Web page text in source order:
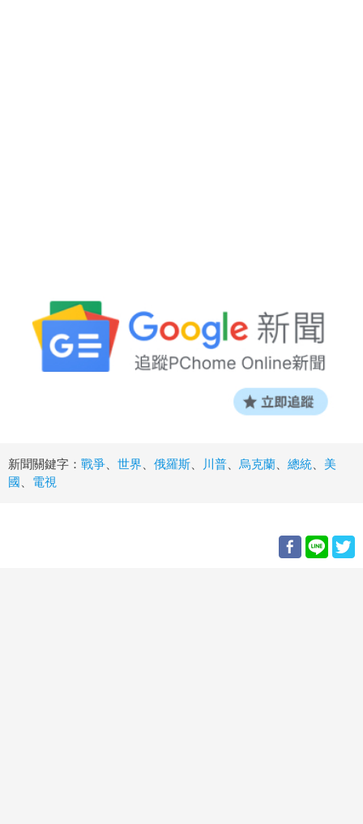
新聞關鍵字： 戰爭 世界 俄羅斯 川普 烏克蘭 總統
美
國
電視